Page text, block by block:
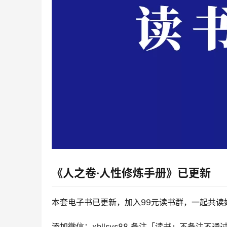
《人之卷·人性修炼手册》 已更新
本套电子书已更新，加入99元读书群，一起共读